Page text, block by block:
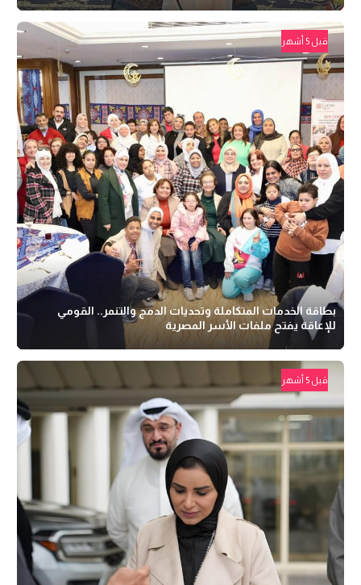
قبل 5 أشهر
بطاقة الخدمات المتكاملة وتحديات الدمج والتنمر.. القومي
للإعاقة يفتح ملفات الأسر المصرية
قبل 5 أشهر